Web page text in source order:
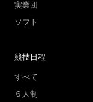
実業団
ソフト
競技日程
すべて
６人制